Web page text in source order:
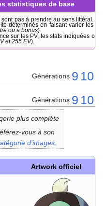
statistiques de base
sont pas à prendre au sens littéral. Il
déterminés en faisant varier les
ou à bonus).
sur les PV, les stats indiquées
et 255 EV).
Générations 9 10
Générations 9 10
plus complète
vous à son
d'images.
Artwork officiel